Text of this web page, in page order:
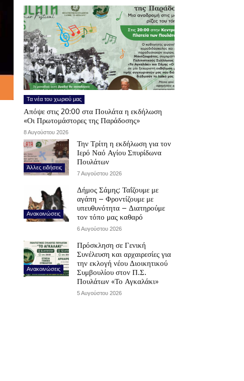
Τα νέα του χωριού μας
Απόψε στις 20:00 στα Πουλάτα η εκδήλωση
«Οι Πρωτομάστορες της Παράδοσης»
8 Αυγούστου 2026
Άλλες ειδήσεις
Την Τρίτη η εκδήλωση για τον
Ιερό Ναό Αγίου Σπυρίδωνα
Πουλάτων
7 Αυγούστου 2026
Ανακοινώσεις
Δήμος Σάμης: Ταΐζουμε με
αγάπη – Φροντίζουμε με
υπευθυνότητα – Διατηρούμε
τον τόπο μας καθαρό
6 Αυγούστου 2026
Ανακοινώσεις
Πρόσκληση σε Γενική
Συνέλευση και αρχαιρεσίες για
την εκλογή νέου Διοικητικού
Συμβουλίου στον Π.Σ.
Πουλάτων «Το Αγκαλάκι»
5 Αυγούστου 2026